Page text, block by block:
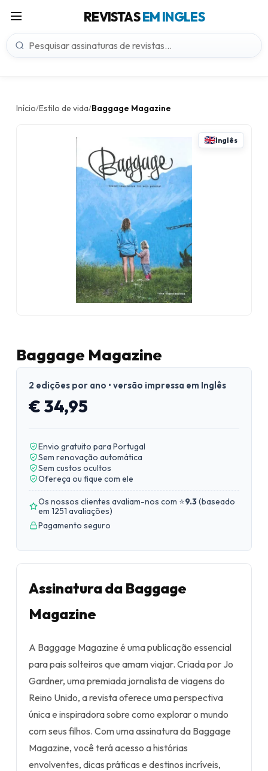
REVISTASEM INGLES
Início/Estilo de vida/Baggage Magazine
Inglês
Baggage Magazine
2 edições por ano • versão impressa em Inglês
€ 34,95
Envio gratuito para Portugal
Sem renovação automática
Sem custos ocultos
Ofereça ou fique com ele
Os nossos clientes avaliam-nos com ⭐9.3(baseado
em 1251 avaliações)
Pagamento seguro
Assinatura da Baggage
Magazine
A Baggage Magazine é uma publicação essencial
para pais solteiros que amam viajar. Criada por Jo
Gardner, uma premiada jornalista de viagens do
Reino Unido, a revista oferece uma perspectiva
única e inspiradora sobre como explorar o mundo
com seus filhos. Com uma assinatura da Baggage
Magazine, você terá acesso a histórias
envolventes, dicas práticas e destinos incríveis,